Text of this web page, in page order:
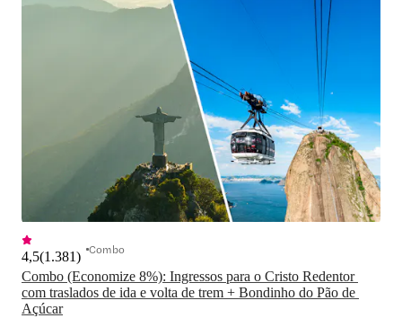
Combo (Economize 8%): Ingressos para o Cristo Redentor
com traslados de ida e volta de trem + Bondinho do Pão de
Açúcar
4,5(1.381) Combo